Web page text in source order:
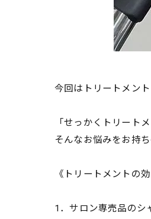
今回はトリートメン
「せっかくトリート
そんなお悩みをお持
《トリートメントの
1．サロン専売品のシ